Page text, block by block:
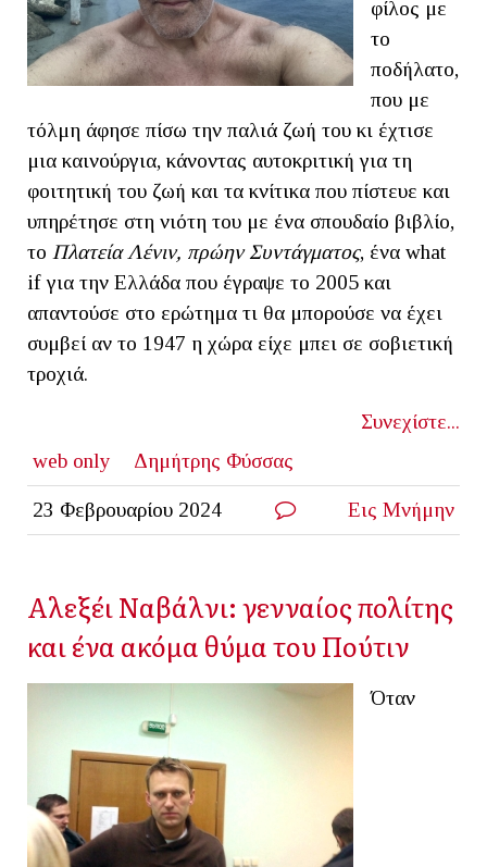
φίλος με
το
ποδήλατο,
που με
τόλμη άφησε πίσω την παλιά ζωή του κι έχτισε
μια καινούργια, κάνοντας αυτοκριτική για τη
φοιτητική του ζωή και τα κνίτικα που πίστευε και
υπηρέτησε στη νιότη του με ένα σπουδαίο βιβλίο,
το Πλατεία Λένιν, πρώην Συντάγματος, ένα what
if για την Ελλάδα που έγραψε το 2005 και
απαντούσε στο ερώτημα τι θα μπορούσε να έχει
συμβεί αν το 1947 η χώρα είχε μπει σε σοβιετική
τροχιά.
Συνεχίστε...
web only
Δημήτρης Φύσσας
23 Φεβρουαρίου 2024 Εις Μνήμην
Αλεξέι Ναβάλνι: γενναίος πολίτης
και ένα ακόμα θύμα του Πούτιν
Όταν